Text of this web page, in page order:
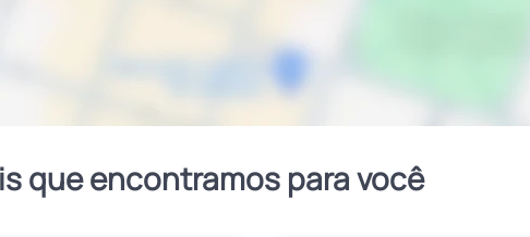
que encontramos para você